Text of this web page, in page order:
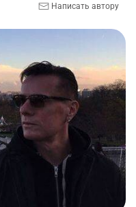
Написать автору